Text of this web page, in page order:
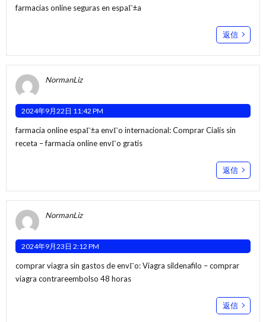
farmacias online seguras en espaГ±a
返信
NormanLiz
2024年9月22日 11:42 PM
farmacia online espaГ±a envГ­o internacional:Comprar Cialis sin
receta – farmacia online envГ­o gratis
返信
NormanLiz
2024年9月23日 2:12 PM
comprar viagra sin gastos de envГ­o:Viagra sildenafilo – comprar
viagra contrareembolso 48 horas
返信